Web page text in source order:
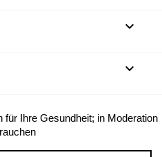


Ihre Gesundheit; in Moderation